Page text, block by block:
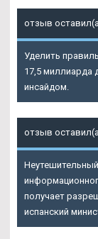
отзыв
Уделить
17,5 миллиарда
инсайдом.
отзыв
получает
испанский